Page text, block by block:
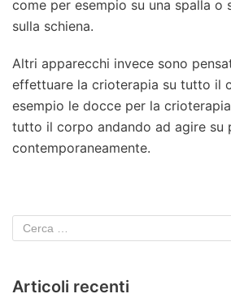
come per esempio su una spalla o
sulla schiena.
Altri apparecchi invece sono
effettuare la crioterapia su tutto il
esempio le docce per la
tutto il corpo andando ad agire su
contemporaneamente.
Articoli recenti